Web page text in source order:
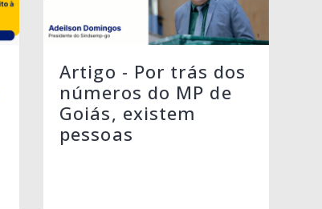
Artigo - Por trás dos
números do MP de
Goiás, existem
pessoas